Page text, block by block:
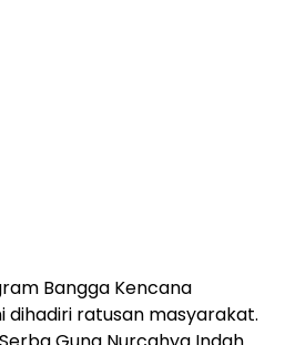
Bangga Kencana
dihadiri ratusan masyarakat.